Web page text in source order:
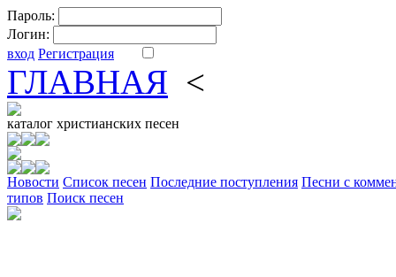
Пароль:
Логин:
вход Регистрация
ГЛАВНАЯ <
каталог христианских песен
Новости Cписок песен Последние поступления Песни с
типов Поиск песен